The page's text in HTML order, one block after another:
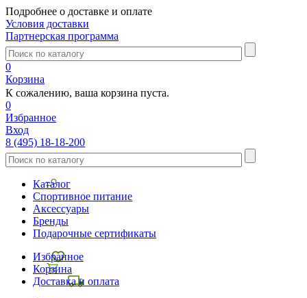
Подробнее о доставке и оплате
Условия доставки
Партнерская программа
0
Корзина
К сожалению, ваша корзина пуста.
0
Избранное
Вход
8 (495) 18-18-200
Каталог
Спортивное питание
Аксессуары
Бренды
Подарочные сертификаты
Избранное
Корзина
Доставка и оплата